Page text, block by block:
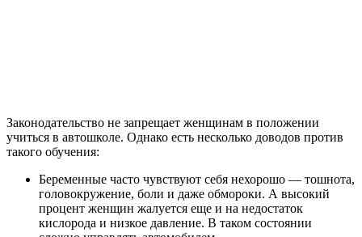
Законодательство не запрещает женщинам в положении
учиться в автошколе. Однако есть несколько доводов против
такого обучения:
Беременные часто чувствуют себя нехорошо — тошнота,
головокружение, боли и даже обмороки. А высокий
процент женщин жалуется еще и на недостаток
кислорода и низкое давление. В таком состоянии